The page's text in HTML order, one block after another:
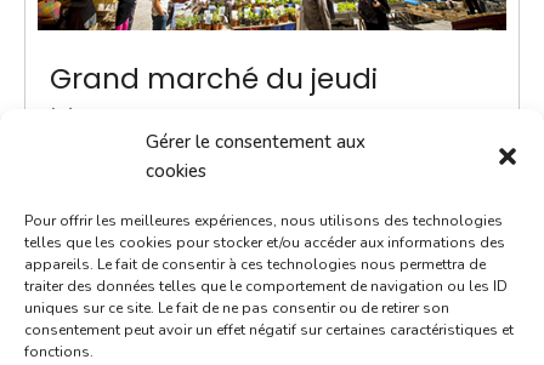
Gérer le consentement aux
cookies
Pour offrir les meilleures expériences, nous utilisons des technologies
telles que les cookies pour stocker et/ou accéder aux informations des
appareils. Le fait de consentir à ces technologies nous permettra de
traiter des données telles que le comportement de navigation ou les ID
uniques sur ce site. Le fait de ne pas consentir ou de retirer son
consentement peut avoir un effet négatif sur certaines caractéristiques et
fonctions.
Grand marché du jeudi
8h00 - 13h00
Marchés
ACTUALITÉ - Une navette Bastibus gratuite pour le
marché Chaque jeudi jusqu’à septembre, une navette